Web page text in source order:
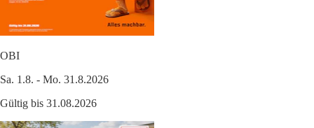
OBI
Sa. 1.8. - Mo. 31.8.2026
Gültig bis 31.08.2026